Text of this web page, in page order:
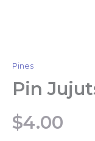
Pines
Pin
$4.00